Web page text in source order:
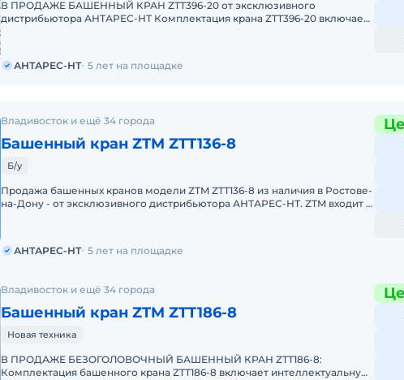
В ПРОДАЖЕ БАШЕННЫЙ КРАН ZTT396-20 от эксклюзивного
дистрибьютора АНТАРЕС-НТ Комплектация крана ZTT396-20 включает
АНТАРЕС-НТ 5 лет на площадке
Владивосток и ещё 34 города
Башенный кран ZTM ZTT136-8
Б/у
Продажа башенных кранов модели ZTM ZTT136-8 из наличия в Ростове-
на-Дону - от эксклюзивного дистрибьютора АНТАРЕС-НТ. ZTM входит в
АНТАРЕС-НТ 5 лет на площадке
Владивосток и ещё 34 города
Башенный кран ZTM ZTT186-8
Новая техника
В ПРОДАЖЕ БЕЗОГОЛОВОЧНЫЙ БАШЕННЫЙ КРАН ZTT186-8:
Комплектация башенного крана ZTT186-8 включает интеллектуальную